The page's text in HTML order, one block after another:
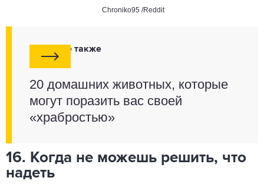
Chroniko95 /Reddit
Смотрите также
20 домашних животных, которые
могут поразить вас своей
«храбростью»
16. Когда не можешь решить, что
надеть